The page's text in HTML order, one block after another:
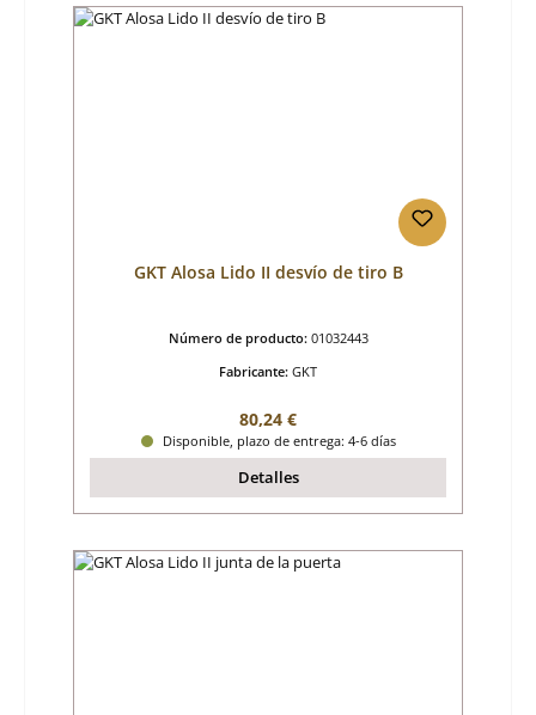
GKT Alosa Lido II desvío de tiro B
Número de producto: 01032443
Fabricante: GKT
Precio normal:
80,24 €
Disponible, plazo de entrega: 4-6 días
Detalles